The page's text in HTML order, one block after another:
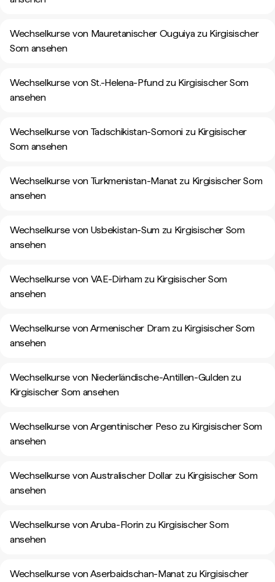
Wechselkurse von Mauretanischer Ouguiya zu Kirgisischer
Som ansehen
Wechselkurse von St.-Helena-Pfund zu Kirgisischer Som
ansehen
Wechselkurse von Tadschikistan-Somoni zu Kirgisischer
Som ansehen
Wechselkurse von Turkmenistan-Manat zu Kirgisischer Som
ansehen
Wechselkurse von Usbekistan-Sum zu Kirgisischer Som
ansehen
Wechselkurse von VAE-Dirham zu Kirgisischer Som
ansehen
Wechselkurse von Armenischer Dram zu Kirgisischer Som
ansehen
Wechselkurse von Niederländische-Antillen-Gulden zu
Kirgisischer Som ansehen
Wechselkurse von Argentinischer Peso zu Kirgisischer Som
ansehen
Wechselkurse von Australischer Dollar zu Kirgisischer Som
ansehen
Wechselkurse von Aruba-Florin zu Kirgisischer Som
ansehen
Wechselkurse von Aserbaidschan-Manat zu Kirgisischer